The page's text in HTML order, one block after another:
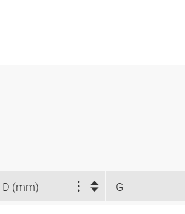
D (mm) G